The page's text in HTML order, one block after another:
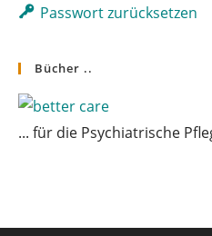
Passwort zurücksetzen
Bücher ..
... für die Psychiatrische